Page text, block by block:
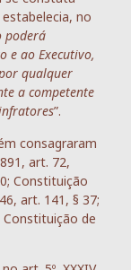
no
poderá
e ao Executivo,
qualquer
a competente
”.
consagraram
art. 72,
Constituição
art. 141, § 37;
de